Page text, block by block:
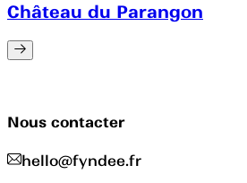
Château du Parangon
Nous contacter
hello@fyndee.fr